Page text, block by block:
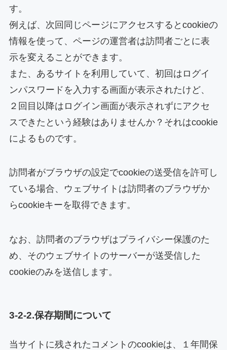
す。
例えば、次回同じページにアクセスするとcookieの
情報を使って、ページの運営者は訪問者ごとに表
示を変えることができます。
また、あるサイトを利用していて、初回はログイ
ンパスワードを入力する画面が表示されたけど、
２回目以降はログイン画面が表示されずにアクセ
スできたという経験はありませんか？それはcookie
によるものです。
訪問者がブラウザの設定でcookieの送受信を許可し
ている場合、ウェブサイトは訪問者のブラウザか
らcookieキーを取得できます。
なお、訪問者のブラウザはプライバシー保護のた
め、そのウェブサイトのサーバーが送受信した
cookieのみを送信します。
3-2-2.保存期間について
当サイトに残されたコメントのcookieは、１年間保